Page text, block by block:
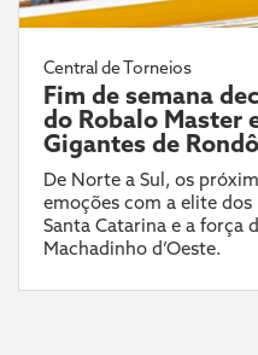
Central de Torneios
Fim de semana
do Robalo Master
Gigantes de
De Norte a Sul, os
emoções com a elite
Santa Catarina e a força
Machadinho d’Oeste.